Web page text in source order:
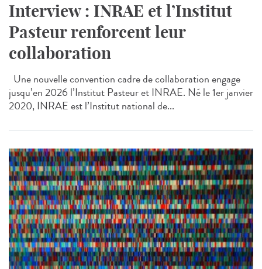
Interview : INRAE et l’Institut
Pasteur renforcent leur
collaboration
Une nouvelle convention cadre de collaboration engage
jusqu’en 2026 l’Institut Pasteur et INRAE. Né le 1er janvier
2020, INRAE est l’Institut national de...